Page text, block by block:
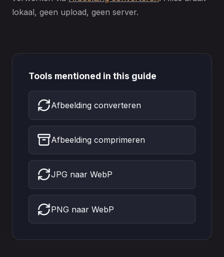
lokaal, geen upload, geen server.
Tools mentioned in this guide
Afbeelding converteren
Afbeelding comprimeren
JPG naar WebP
PNG naar WebP